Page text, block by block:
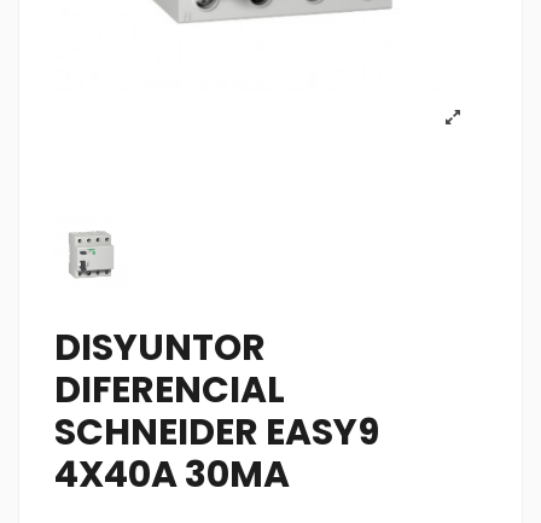
DISYUNTOR
DIFERENCIAL
SCHNEIDER EASY9
4X40A 30MA